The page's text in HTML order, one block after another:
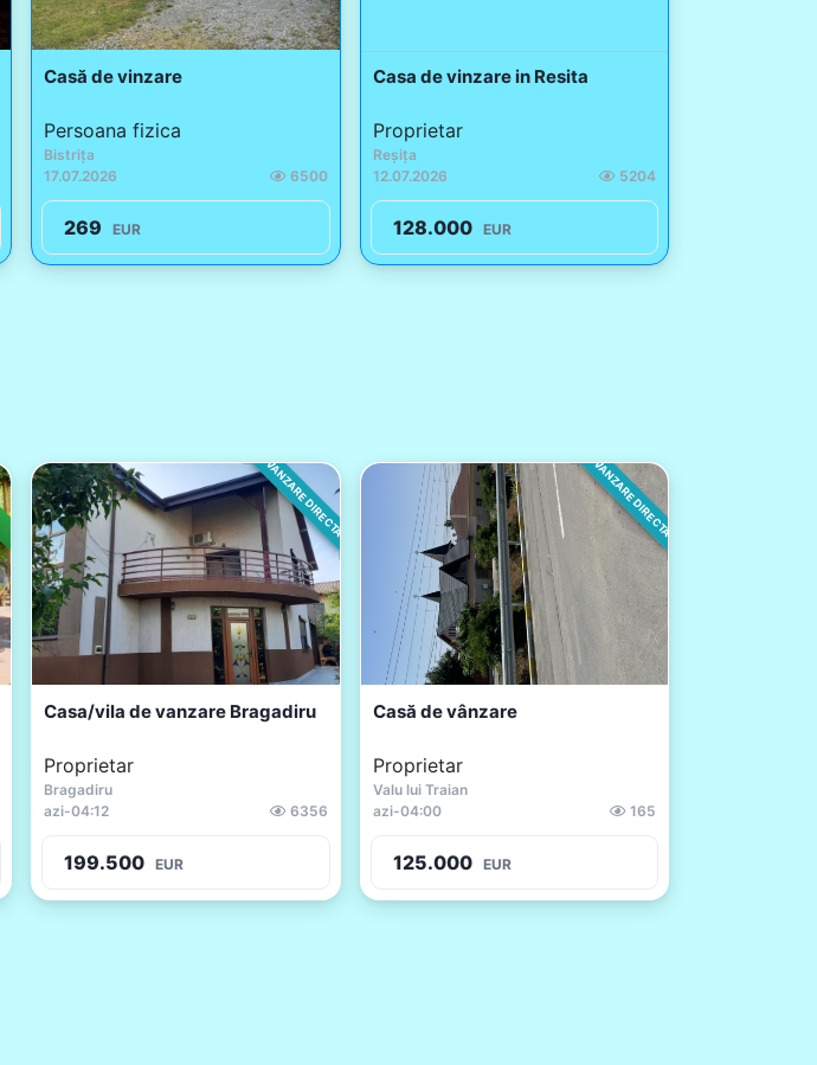
Casă de vinzare
Persoana fizica
Bistrița
17.07.2026
6500
269 EUR
Casa de vinzare in Resita
Proprietar
Reșița
12.07.2026
5204
128.000 EUR
VANZARE DIRECTA
Casa/vila de vanzare Bragadiru
Proprietar
Bragadiru
azi-04:12 6356
199.500 EUR
VANZARE DIRECTA
Casă de vânzare
Proprietar
Valu lui Traian
azi-04:00 165
125.000 EUR